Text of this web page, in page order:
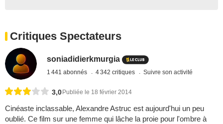
Critiques Spectateurs
soniadidierkmurgia
1 441 abonnés 4 342 critiques Suivre son activité
3,0 Publiée le 18 février 2014
Cinéaste inclassable, Alexandre Astruc est aujourd'hui un peu
oublié. Ce film sur une femme qui lâche la proie pour l'ombre à